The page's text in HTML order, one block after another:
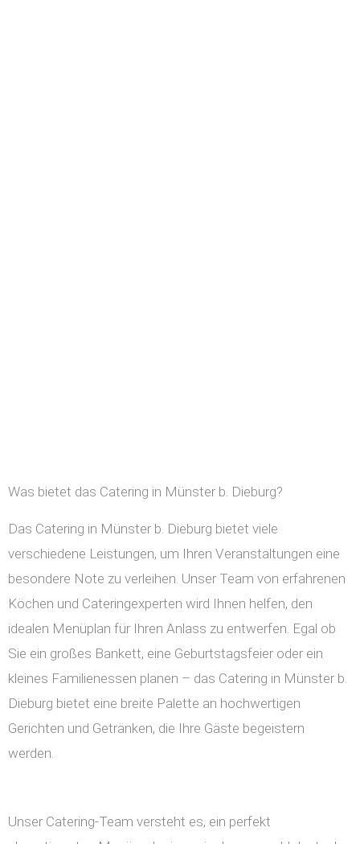
Was bietet das Catering in Münster b. Dieburg?
Das Catering in Münster b. Dieburg bietet viele
verschiedene Leistungen, um Ihren Veranstaltungen eine
besondere Note zu verleihen. Unser Team von erfahrenen
Köchen und Cateringexperten wird Ihnen helfen, den
idealen Menüplan für Ihren Anlass zu entwerfen. Egal ob
Sie ein großes Bankett, eine Geburtstagsfeier oder ein
kleines Familienessen planen – das Catering in Münster b.
Dieburg bietet eine breite Palette an hochwertigen
Gerichten und Getränken, die Ihre Gäste begeistern
werden.
Unser Catering-Team versteht es, ein perfekt